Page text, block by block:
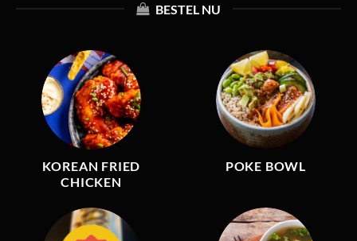
BESTEL NU
KOREAN FRIED
CHICKEN
POKE BOWL